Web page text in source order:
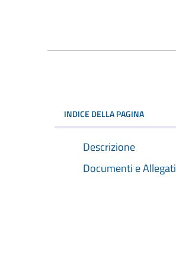
INDICE DELLA PAGINA
Descrizione
Documenti e Allegati